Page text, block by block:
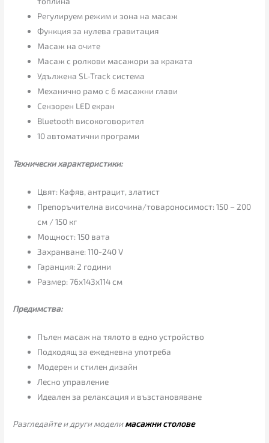
Регулируем режим и зона на масаж
Функция за нулева гравитация
Масаж на очите
Масаж с ролкови масажори за краката
Удължена SL-Track система
Механично рамо с 6 масажни глави
Сензорен LED екран
Bluetooth високоговорител
10 автоматични програми
Технически характеристики:
Цвят: Кафяв, антрацит, златист
Препоръчителна височина/товароносимост: 150 – 200
см / 150 кг
Мощност: 150 вата
Захранване: 110-240 V
Гаранция: 2 години
Размер: 76х143х114 см
Предимства:
Пълен масаж на тялото в едно устройство
Подходящ за ежедневна употреба
Модерен и стилен дизайн
Лесно управление
Идеален за релаксация и възстановяване
Разгледайте и други моделимасажни столове